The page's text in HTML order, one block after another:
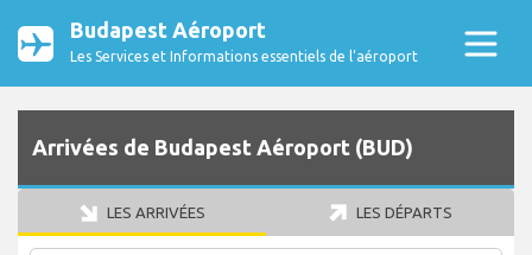
Budapest Aéroport
Les Services et Informations essentiels de l’aéroport
Arrivées de Budapest Aéroport (BUD)
LES ARRIVÉES LES DÉPARTS